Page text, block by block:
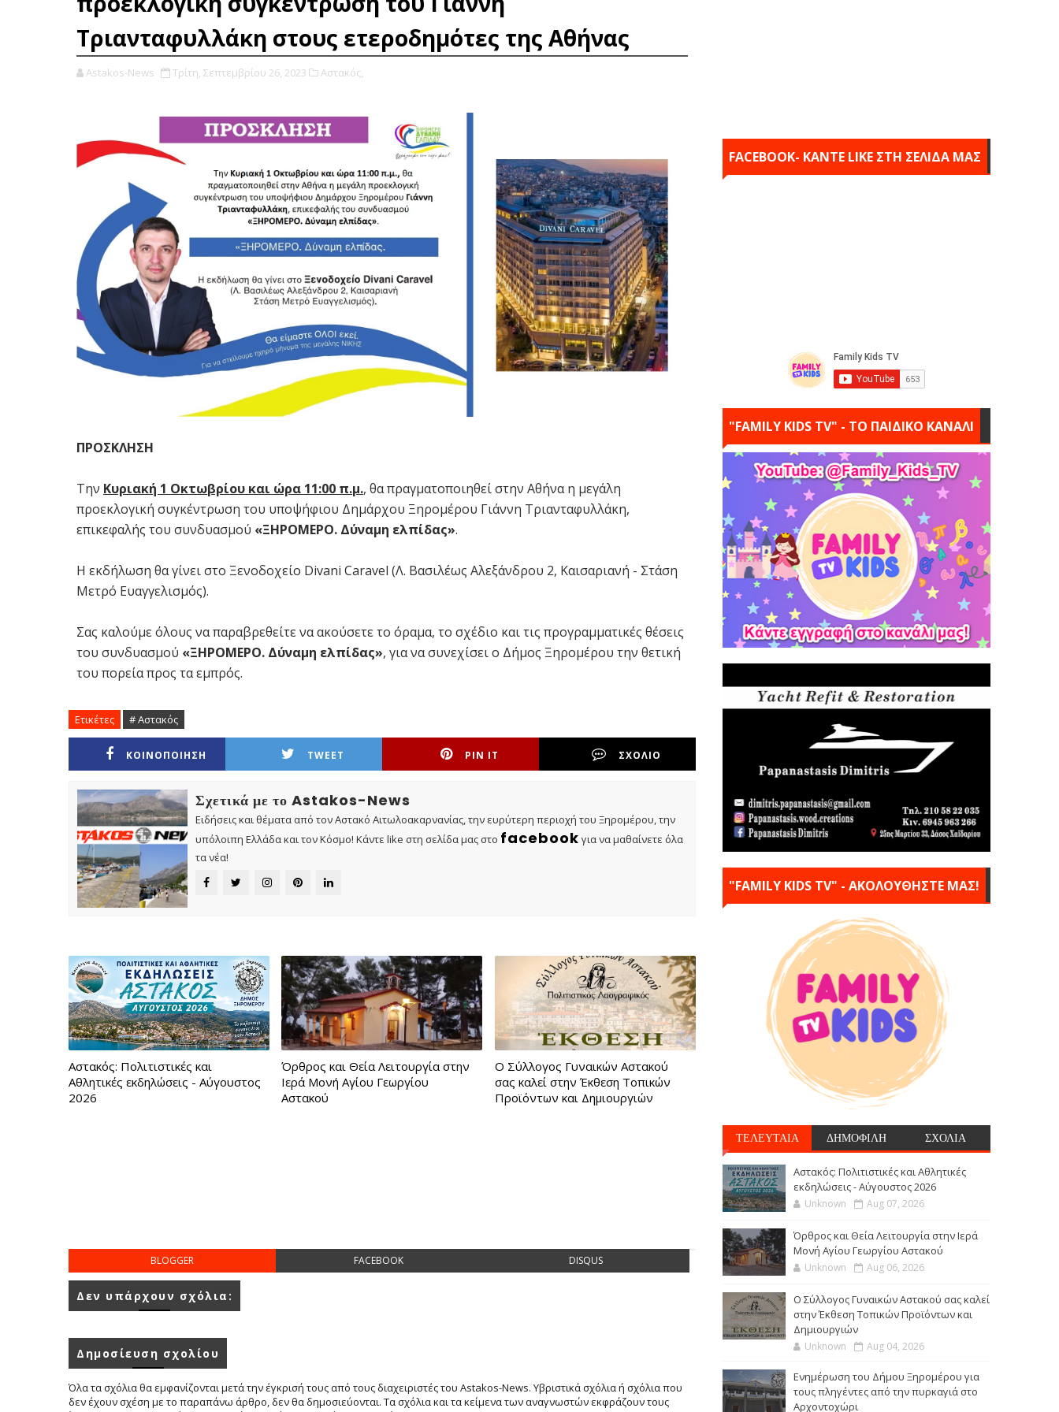
Τριανταφυλλάκη στους ετεροδημότες της Αθήνας
Astakos-News Τρίτη, Σεπτεμβρίου 26, 2023 Αστακός,
ΠΡΟΣΚΛΗΣΗ
Την Κυριακή 1 Οκτωβρίου και ώρα 11:00 π.μ., θα πραγματοποιηθεί στην Αθήνα η μεγάλη
προεκλογική συγκέντρωση του υποψήφιου Δημάρχου Ξηρομέρου Γιάννη Τριανταφυλλάκη,
επικεφαλής του συνδυασμού «ΞΗΡΟΜΕΡΟ. Δύναμη ελπίδας».
Η εκδήλωση θα γίνει στο Ξενοδοχείο Divani Caravel (Λ. Βασιλέως Αλεξάνδρου 2, Καισαριανή - Στάση
Μετρό Ευαγγελισμός).
Σας καλούμε όλους να παραβρεθείτε να ακούσετε το όραμα, το σχέδιο και τις προγραμματικές θέσεις
του συνδυασμού «ΞΗΡΟΜΕΡΟ. Δύναμη ελπίδας», για να συνεχίσει ο Δήμος Ξηρομέρου την θετική
του πορεία προς τα εμπρός.
Ετικέτες # Αστακός
ΚΟΙΝΟΠΟΙΗΣΗ TWEET PIN IT ΣΧΟΛΙΟ
Σχετικά με το Astakos-News
Ειδήσεις και θέματα από τον Αστακό Αιτωλοακαρνανίας, την ευρύτερη περιοχή του Ξηρομέρου, την
υπόλοιπη Ελλάδα και τον Κόσμο! Κάντε like στη σελίδα μας στο facebook για να μαθαίνετε όλα
τα νέα!
Αστακός: Πολιτιστικές και
Αθλητικές εκδηλώσεις - Αύγουστος
2026
Όρθρος και Θεία Λειτουργία στην
Ιερά Μονή Αγίου Γεωργίου
Αστακού
Ο Σύλλογος Γυναικών Αστακού
σας καλεί στην Έκθεση Τοπικών
Προϊόντων και Δημιουργιών
BLOGGER FACEBOOK DISQUS
Δεν υπάρχουν σχόλια:
Δημοσίευση σχολίου
Όλα τα σχόλια θα εμφανίζονται μετά την έγκρισή τους από τους διαχειριστές του Astakos-News. Υβριστικά σχόλια ή σχόλια που
δεν έχουν σχέση με το παραπάνω άρθρο, δεν θα δημοσιεύονται. Τα σχόλια και τα κείμενα των αναγνωστών εκφράζουν τους
FACEBOOK- KANTE LIKE ΣΤΗ ΣΕΛΙΔΑ ΜΑΣ
"FAMILY KIDS TV" - ΤΟ ΠΑΙΔΙΚΟ ΚΑΝΑΛΙ
"FAMILY KIDS TV" - ΑΚΟΛΟΥΘΗΣΤΕ ΜΑΣ!
ΤΕΛΕΥΤΑΙΑ ΔΗΜΟΦΙΛΗ ΣΧΟΛΙΑ
Αστακός: Πολιτιστικές και Αθλητικές
εκδηλώσεις - Αύγουστος 2026
Unknown Aug 07, 2026
Όρθρος και Θεία Λειτουργία στην Ιερά
Μονή Αγίου Γεωργίου Αστακού
Unknown Aug 06, 2026
Ο Σύλλογος Γυναικών Αστακού σας καλεί
στην Έκθεση Τοπικών Προϊόντων και
Δημιουργιών
Unknown Aug 04, 2026
Ενημέρωση του Δήμου Ξηρομέρου για
τους πληγέντες από την πυρκαγιά στο
Αρχοντοχώρι